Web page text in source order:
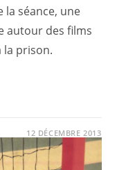
la séance, une
autour des films
la prison.
12 DÉCEMBRE 2013